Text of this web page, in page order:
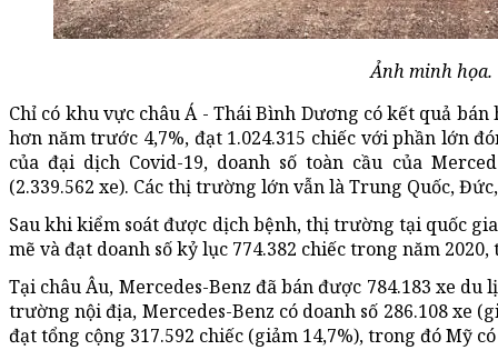
Ảnh minh họa.
Chỉ có khu vực châu Á - Thái Bình Dương có kết quả
hơn năm trước 4,7%, đạt 1.024.315 chiếc với phần lớn
của đại dịch Covid-19, doanh số toàn cầu của
(2.339.562 xe). Các thị trường lớn vẫn là Trung Quốc,
Sau khi kiểm soát được dịch bệnh, thị trường tại quốc
mẽ và đạt doanh số kỷ lục 774.382 chiếc trong năm 2020,
Tại châu Âu, Mercedes-Benz đã bán được 784.183 xe
trường nội địa, Mercedes-Benz có doanh số 286.108 xe
đạt tổng cộng 317.592 chiếc (giảm 14,7%), trong đó Mỹ